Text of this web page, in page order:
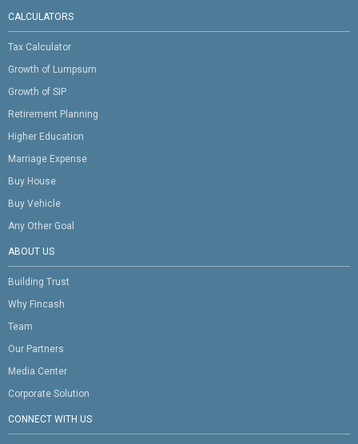
CALCULATORS
Tax Calculator
Growth of Lumpsum
Growth of SIP
Retirement Planning
Higher Education
Marriage Expense
Buy House
Buy Vehicle
Any Other Goal
ABOUT US
Building Trust
Why Fincash
Team
Our Partners
Media Center
Corporate Solution
CONNECT WITH US